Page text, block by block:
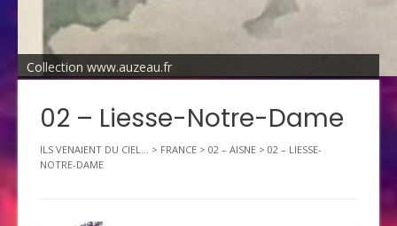
Collection www.auzeau.fr
02 – Liesse-Notre-Dame
ILS VENAIENT DU CIEL... > FRANCE > 02 – AISNE > 02 – LIESSE-
NOTRE-DAME